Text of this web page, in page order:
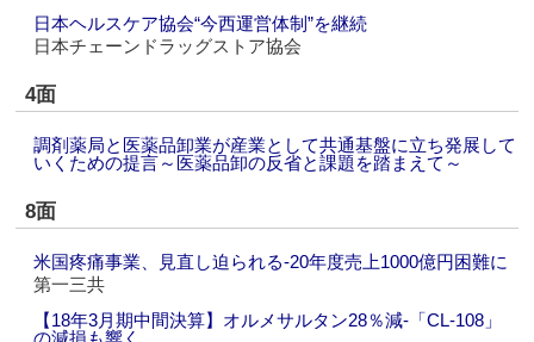
日本ヘルスケア協会“今西運営体制”を継続
日本チェーンドラッグストア協会
4面
調剤薬局と医薬品卸業が産業として共通基盤に立ち発展して
いくための提言～医薬品卸の反省と課題を踏まえて～
8面
米国疼痛事業、見直し迫られる‐20年度売上1000億円困難に
第一三共
【18年3月期中間決算】オルメサルタン28％減‐「CL-108」